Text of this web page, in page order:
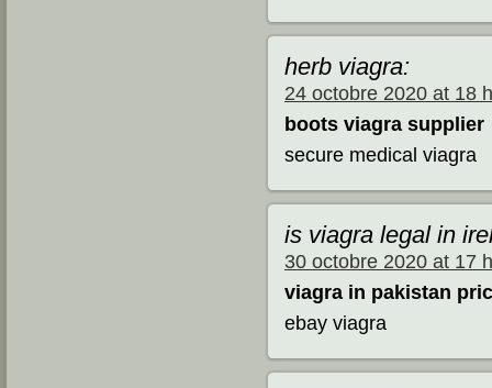
herb viagra:
24 octobre 2020 at 18
boots viagra supplier
secure medical viagra
is viagra legal in
30 octobre 2020 at 17
viagra in pakistan
ebay viagra